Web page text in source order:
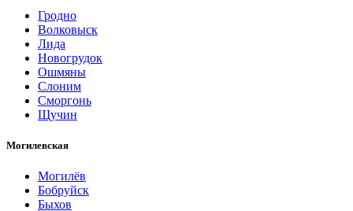
Гродно
Волковыск
Лида
Новогрудок
Ошмяны
Слоним
Сморгонь
Щучин
Могилевская
Могилёв
Бобруйск
Быхов